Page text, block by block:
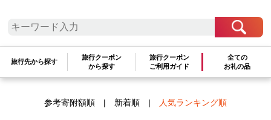
旅行先から探す
旅行クーポン
から探す
旅行クーポン
ご利用ガイド
全ての
お礼の品
ジェラート
検索結果一覧 1～1件 / 全1件
参考寄附額順| 新着順| 人気ランキング順